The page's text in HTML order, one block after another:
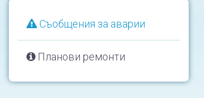
Съобщения за аварии
Планови ремонти